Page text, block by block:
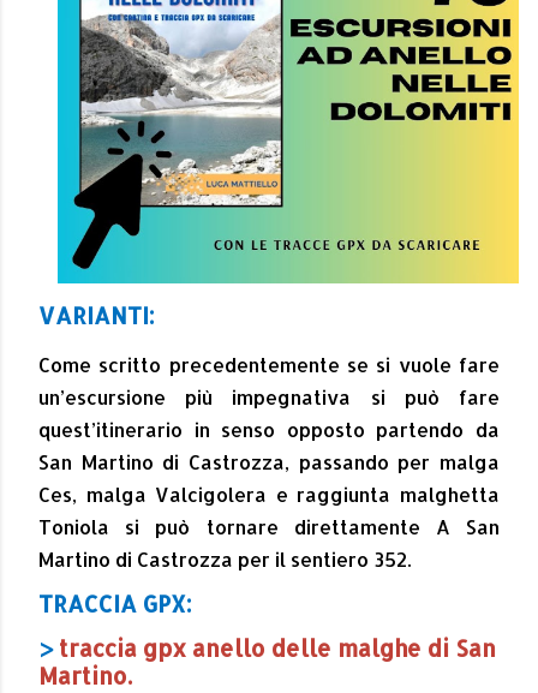
VARIANTI:
Come scritto precedentemente se si vuole fare
un’escursione più impegnativa si può fare
quest’itinerario in senso opposto partendo da
San Martino di Castrozza, passando per malga
Ces, malga Valcigolera e raggiunta malghetta
Toniola si può tornare direttamente A San
Martino di Castrozza per il sentiero 352.
TRACCIA GPX:
> traccia gpx anello delle malghe di San
Martino.